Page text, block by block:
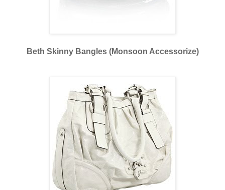
Beth Skinny Bangles (Monsoon Accessorize)